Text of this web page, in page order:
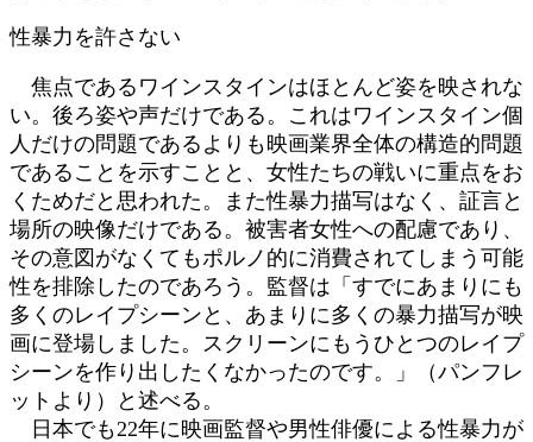
性暴力を許さない
焦点であるワインスタインはほとんど姿を映されな
い。後ろ姿や声だけである。これはワインスタイン個
人だけの問題であるよりも映画業界全体の構造的問題
であることを示すことと、女性たちの戦いに重点をお
くためだと思われた。また性暴力描写はなく、証言と
場所の映像だけである。被害者女性への配慮であり、
その意図がなくてもポルノ的に消費されてしまう可能
性を排除したのであろう。監督は「すでにあまりにも
多くのレイプシーンと、あまりに多くの暴力描写が映
画に登場しました。スクリーンにもうひとつのレイプ
シーンを作り出したくなかったのです。」（パンフレ
ットより）と述べる。
日本でも22年に映画監督や男性俳優による性暴力が